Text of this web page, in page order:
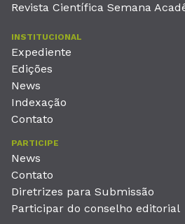
Revista Científica Semana
INSTITUCIONAL
Expediente
Edições
News
Indexação
Contato
PARTICIPE
News
Contato
Diretrizes para Submissão
Participar do conselho editorial